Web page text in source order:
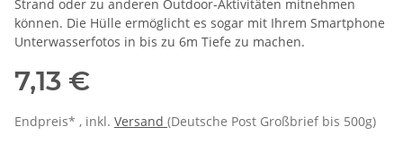
Strand oder zu anderen Outdoor-Aktivitäten mitnehmen
können. Die Hülle ermöglicht es sogar mit Ihrem Smartphone
Unterwasserfotos in bis zu 6m Tiefe zu machen.
7,13 €
Endpreis* , inkl. Versand (Deutsche Post Großbrief bis 500g)